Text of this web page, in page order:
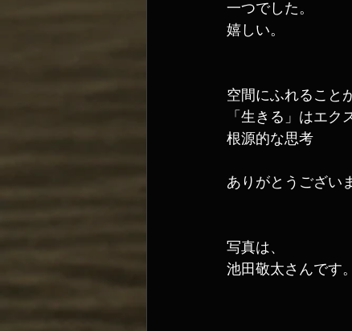
一つでした。
嬉しい。
空間にふれること
「生きる」はエク
根源的な思考
ありがとうござい
写真は、
池田敬太さんです。